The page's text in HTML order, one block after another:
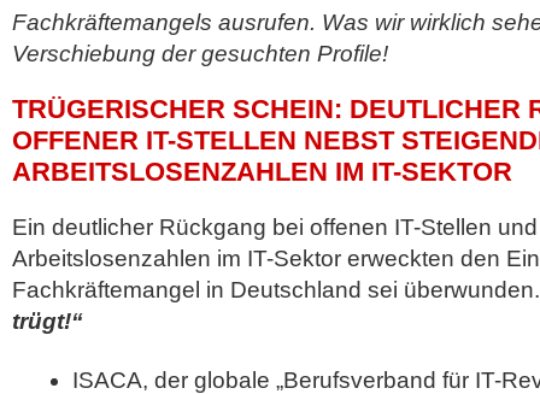
Fachkräftemangels ausrufen. Was wir wirklich
Verschiebung der gesuchten Profile!
TRÜGERISCHER SCHEIN: DEUTLICHER
OFFENER IT-STELLEN NEBST
ARBEITSLOSENZAHLEN IM IT-SEKTOR
Ein deutlicher Rückgang bei offenen IT-Stellen
Arbeitslosenzahlen im IT-Sektor erweckten den
Fachkräftemangel in Deutschland sei
trügt!“
ISACA, der globale „Berufsverband für IT-